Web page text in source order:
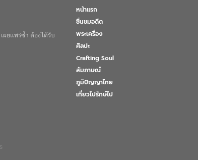
ผยแพร่ซ้ำ ต้องได้รับ
หน้าแรก
ชื่นชมอดีต
พระเครื่อง
ศิลปะ
Crafting Soul
สัมภาษณ์
ภูมิปัญญาไทย
เที่ยวไปรักษ์ไป